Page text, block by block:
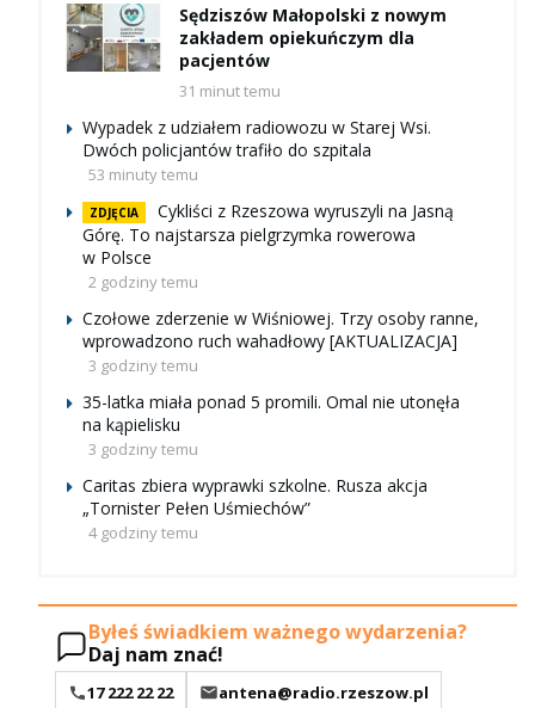
Sędziszów Małopolski z nowym
zakładem opiekuńczym dla
pacjentów
31 minut temu
Wypadek z udziałem radiowozu w Starej Wsi.
Dwóch policjantów trafiło do szpitala
53 minuty temu
ZDJĘCIA
Cykliści z Rzeszowa wyruszyli na Jasną
Górę. To najstarsza pielgrzymka rowerowa
w Polsce
2 godziny temu
Czołowe zderzenie w Wiśniowej. Trzy osoby ranne,
wprowadzono ruch wahadłowy [AKTUALIZACJA]
3 godziny temu
35-latka miała ponad 5 promili. Omal nie utonęła
na kąpielisku
3 godziny temu
Caritas zbiera wyprawki szkolne. Rusza akcja
„Tornister Pełen Uśmiechów”
4 godziny temu
Byłeś świadkiem ważnego wydarzenia?
Daj nam znać!
17 222 22 22
antena@radio.rzeszow.pl